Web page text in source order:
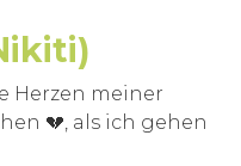
Herzen meiner
💔, als ich gehen